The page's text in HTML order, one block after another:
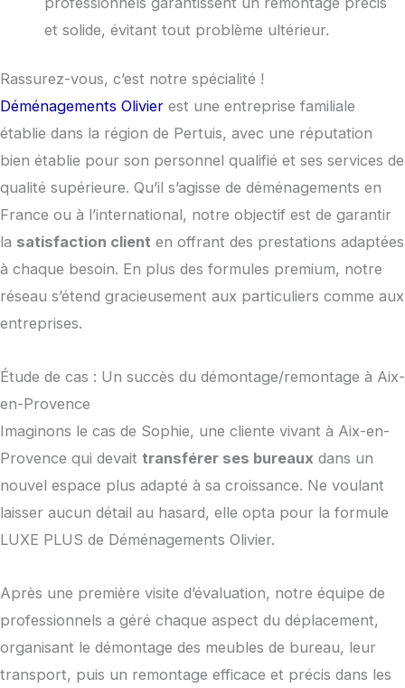
et solide, évitant tout problème ultérieur.
Rassurez-vous, c’est notre spécialité !
Déménagements Olivier est une entreprise familiale
établie dans la région de Pertuis, avec une réputation
bien établie pour son personnel qualifié et ses services de
qualité supérieure. Qu’il s’agisse de déménagements en
France ou à l’international, notre objectif est de garantir
la satisfaction client en offrant des prestations adaptées
à chaque besoin. En plus des formules premium, notre
réseau s’étend gracieusement aux particuliers comme aux
entreprises.
Étude de cas : Un succès du démontage/remontage à Aix-
en-Provence
Imaginons le cas de Sophie, une cliente vivant à Aix-en-
Provence qui devait transférer ses bureaux dans un
nouvel espace plus adapté à sa croissance. Ne voulant
laisser aucun détail au hasard, elle opta pour la formule
LUXE PLUS de Déménagements Olivier.
Après une première visite d’évaluation, notre équipe de
professionnels a géré chaque aspect du déplacement,
organisant le démontage des meubles de bureau, leur
transport, puis un remontage efficace et précis dans les